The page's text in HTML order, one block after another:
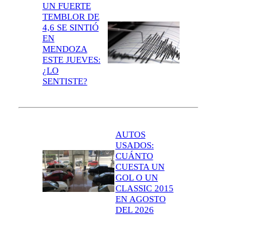
UN FUERTE
TEMBLOR DE
4,6 SE SINTIÓ
EN
MENDOZA
ESTE JUEVES:
¿LO
SENTISTE?
AUTOS
USADOS:
CUÁNTO
CUESTA UN
GOL O UN
CLASSIC 2015
EN AGOSTO
DEL 2026